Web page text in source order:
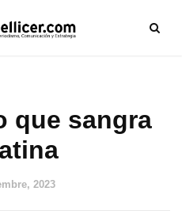
que sangra
2023